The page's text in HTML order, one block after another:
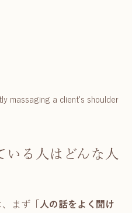
massaging a client's shoulder
いる人はどんな人
まず「
人の話をよく聞け